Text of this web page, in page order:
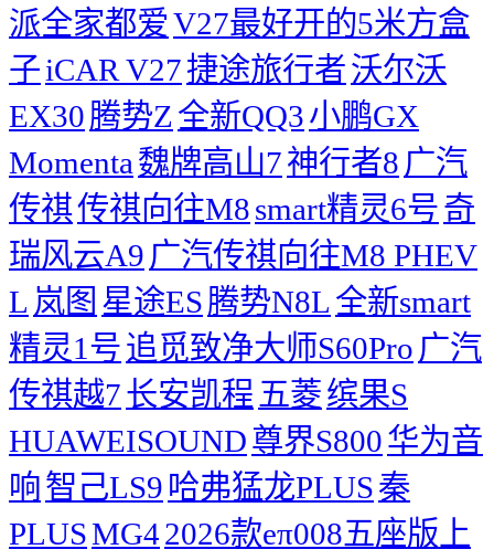
派全家都爱V27最好开的5米方盒
子iCAR V27捷途旅行者沃尔沃
EX30腾势Z 全新QQ3小鹏GX
Momenta 魏牌高山7神行者8 广汽
传祺传祺向往M8smart精灵6号奇
瑞风云A9 广汽传祺向往M8 PHEV
L 岚图 星途ES腾势N8L 全新smart
精灵1号追觅致净大师S60Pro 广汽
传祺越7长安凯程 五菱缤果S
HUAWEISOUND尊界S800华为音
响智己LS9 哈弗猛龙PLUS秦
PLUSMG42026款eπ008五座版上